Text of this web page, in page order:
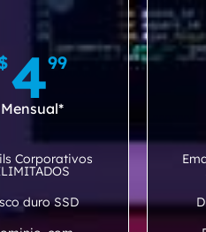
499
Mensual*
Corporativos
duro SSD